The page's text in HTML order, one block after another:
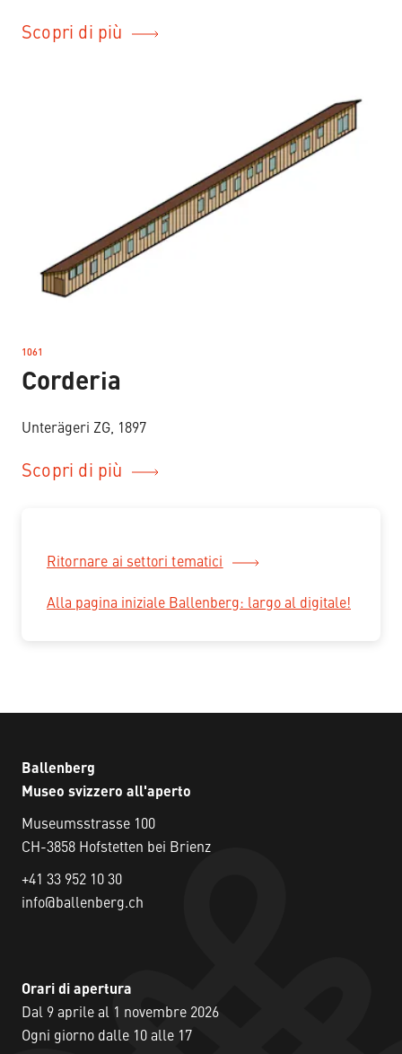
Scopri di più
1061
–
Corderia
Unterägeri ZG, 1897
Scopri di più
Ritornare ai settori tematici
Alla pagina iniziale Ballenberg: largo al digitale!
Ballenberg
Museo svizzero all'aperto
Museumsstrasse 100
CH-3858 Hofstetten bei Brienz
+41 33 952 10 30
info@ballenberg.ch
Orari di apertura
Dal 9 aprile al 1 novembre 2026
Ogni giorno dalle 10 alle 17